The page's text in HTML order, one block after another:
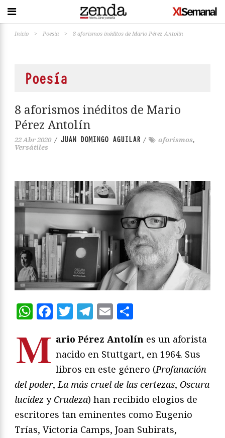
Inicio > Poesía > 8 aforismos inéditos de Mario Pérez Antolín
Poesía
8 aforismos inéditos de Mario
Pérez Antolín
22 Abr 2020 / JUAN DOMINGO AGUILAR / aforismos,
Versátiles
WhatsApp
Facebook
Twitter
Telegram
Email
M ario Pérez Antolín es un aforista
nacido en Stuttgart, en 1964. Sus
libros en este género (Profanación
del poder,La más cruel de las certezas, Oscura
lucidez y Crudeza) han recibido elogios de
escritores tan eminentes como Eugenio
Trías, Victoria Camps, Joan Subirats,